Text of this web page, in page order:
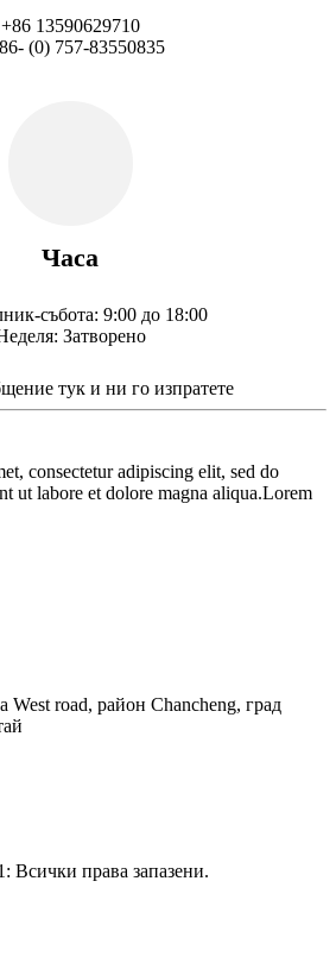
+86 13590629710
(0) 757-83550835
Часа
събота: 9:00 до 18:00
Затворено
тук и ни го изпратете
consectetur adipiscing elit, sed do
ut labore et dolore magna aliqua.Lorem
West road, район Chancheng, град
Всички права запазени.